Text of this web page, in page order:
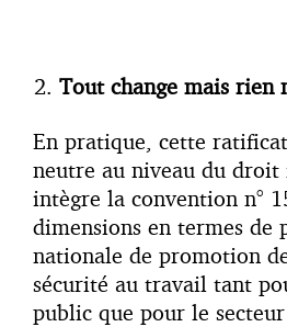
Tout change mais rien
En pratique, cette
neutre au niveau du droit
intègre la convention n°
dimensions en termes
nationale de promotion
sécurité au travail tant
public que pour le